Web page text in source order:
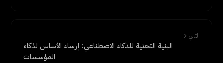
التالي
البنية التحتية للذكاء الاصطناعي: إرساء الأساس لذكاء
المؤسسات